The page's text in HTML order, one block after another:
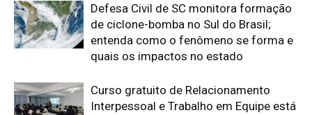
Defesa Civil de SC monitora formação
de ciclone-bomba no Sul do Brasil;
entenda como o fenômeno se forma e
quais os impactos no estado
Curso gratuito de Relacionamento
Interpessoal e Trabalho em Equipe está